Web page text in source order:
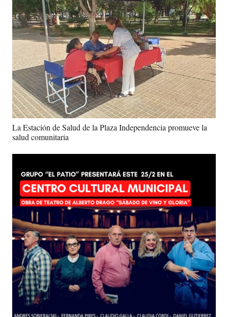
La Estación de Salud de la Plaza Independencia promueve la
salud comunitaria